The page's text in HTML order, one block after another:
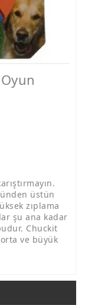
üstün
zıplama
şu ana kadar
Chuckit
ve büyük